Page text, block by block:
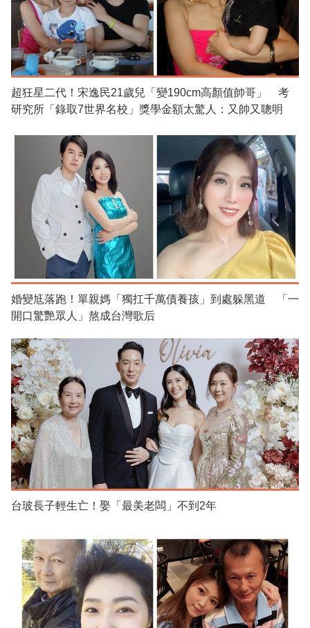
超狂星二代！宋逸民21歲兒「變190cm高顏值帥哥」 考
研究所「錄取7世界名校」獎學金額太驚人：又帥又聰明
婚變尪落跑！單親媽「獨扛千萬債養孩」到處躲黑道 「一
開口驚艷眾人」熬成台灣歌后
台玻長子輕生亡！娶「最美老闆」不到2年